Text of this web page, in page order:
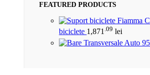
FEATURED PRODUCTS
biciclete 1,871 .09 lei